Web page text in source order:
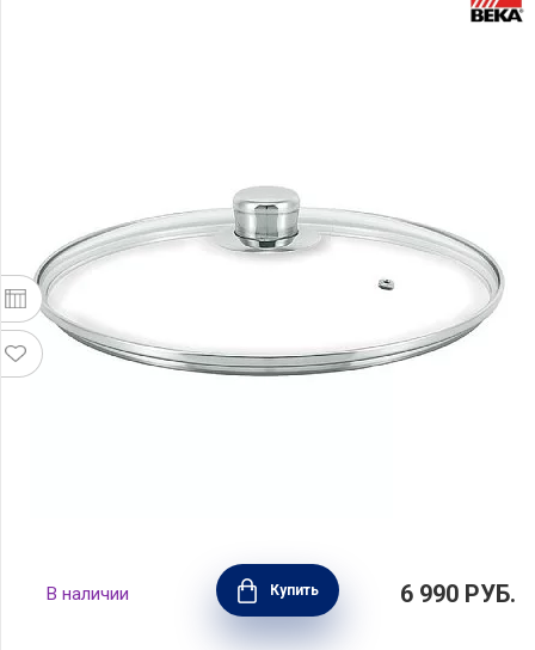
Крышка Cristal 32 см стекло, BEKA, Бельгия,
13119324
В наличии Купить 6 990 РУБ.